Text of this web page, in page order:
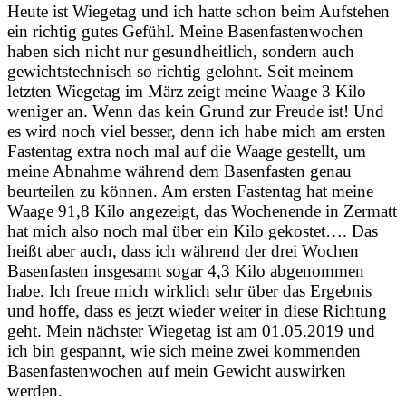
Heute ist Wiegetag und ich hatte schon beim Aufstehen
ein richtig gutes Gefühl. Meine Basenfastenwochen
haben sich nicht nur gesundheitlich, sondern auch
gewichtstechnisch so richtig gelohnt. Seit meinem
letzten Wiegetag im März zeigt meine Waage 3 Kilo
weniger an. Wenn das kein Grund zur Freude ist! Und
es wird noch viel besser, denn ich habe mich am ersten
Fastentag extra noch mal auf die Waage gestellt, um
meine Abnahme während dem Basenfasten genau
beurteilen zu können. Am ersten Fastentag hat meine
Waage 91,8 Kilo angezeigt, das Wochenende in Zermatt
hat mich also noch mal über ein Kilo gekostet…. Das
heißt aber auch, dass ich während der drei Wochen
Basenfasten insgesamt sogar 4,3 Kilo abgenommen
habe. Ich freue mich wirklich sehr über das Ergebnis
und hoffe, dass es jetzt wieder weiter in diese Richtung
geht. Mein nächster Wiegetag ist am 01.05.2019 und
ich bin gespannt, wie sich meine zwei kommenden
Basenfastenwochen auf mein Gewicht auswirken
werden.